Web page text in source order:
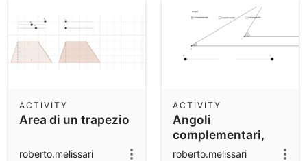
Area di un trapezio
ACTIVITY
roberto.melissari
Angoli
complementari,
supplementari,
ACTIVITY
roberto.melissari